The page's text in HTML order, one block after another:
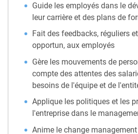
Guide les employés dans le
leur carrière et des plans de
Fait des feedbacks, réguliers
opportun, aux employés
Gère les mouvements de
compte des attentes des
besoins de l'équipe et de
Applique les politiques et les
l'entreprise dans le
Anime le change